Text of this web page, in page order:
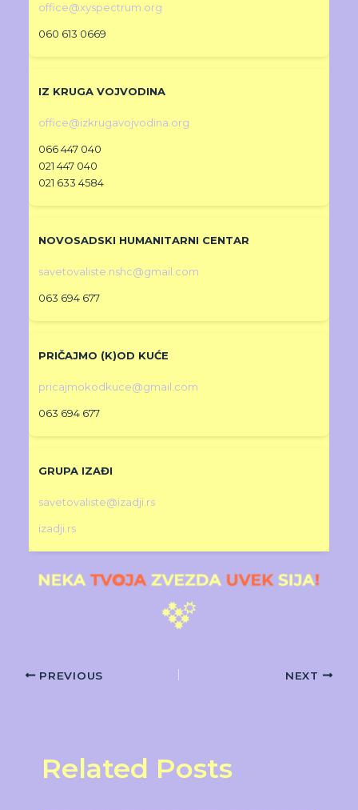
office@xyspectrum.org
060 613 0669
IZ KRUGA VOJVODINA
office@izkrugavojvodina.org
066 447 040
021 447 040
021 633 4584
NOVOSADSKI HUMANITARNI CENTAR
savetovaliste.nshc@gmail.com
063 694 677
PRIČAJMO (K)OD KUĆE
pricajmokodkuce@gmail.com
063 694 677
GRUPA IZAĐI
savetovaliste@izadji.rs
izadji.rs
PREVIOUS NEXT
Related Posts